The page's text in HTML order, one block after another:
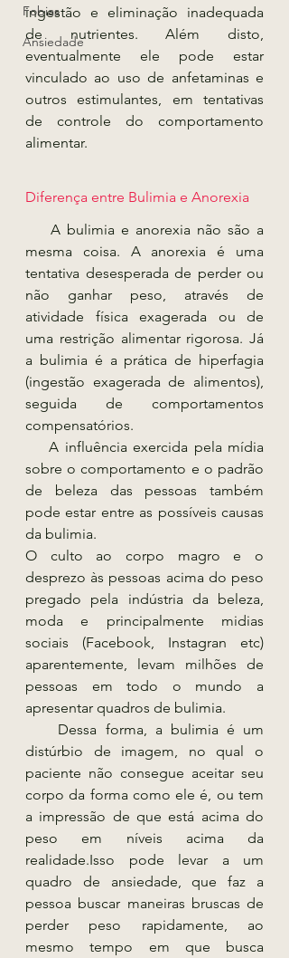
Fobias
Ansiedade
ingestão e eliminação inadequada
de nutrientes. Além disto,
eventualmente ele pode estar
vinculado ao uso de anfetaminas e
outros estimulantes, em tentativas
de controle do comportamento
alimentar.
Diferença entre Bulimia e Anorexia
mesma coisa. A anorexia é uma
tentativa desesperada de perder ou
não ganhar peso, através de
atividade física exagerada ou de
uma restrição alimentar rigorosa. Já
a bulimia é a prática de hiperfagia
(ingestão exagerada de alimentos),
seguida de comportamentos
compensatórios.
sobre o comportamento e o padrão
de beleza das pessoas também
pode estar entre as possíveis causas
da bulimia.
O culto ao corpo magro e o
desprezo às pessoas acima do peso
pregado pela indústria da beleza,
moda e principalmente midias
sociais (Facebook, Instagran etc)
aparentemente, levam milhões de
pessoas em todo o mundo a
apresentar quadros de bulimia.
distúrbio de imagem, no qual o
paciente não consegue aceitar seu
corpo da forma como ele é, ou tem
a impressão de que está acima do
peso em níveis acima da
realidade.Isso pode levar a um
quadro de ansiedade, que faz a
pessoa buscar maneiras bruscas de
perder peso rapidamente, ao
mesmo tempo em que busca